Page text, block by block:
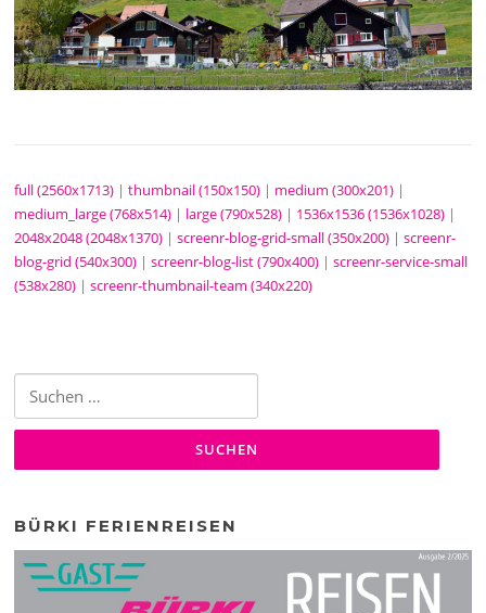
full (2560x1713) |thumbnail (150x150) | medium (300x201) |
medium_large (768x514) | large (790x528) | 1536x1536 (1536x1028) |
2048x2048 (2048x1370) |screenr-blog-grid-small (350x200) |screenr-
blog-grid (540x300) |screenr-blog-list (790x400) |screenr-service-small
(538x280) |screenr-thumbnail-team (340x220)
nach:
BÜRKI FERIENREISEN